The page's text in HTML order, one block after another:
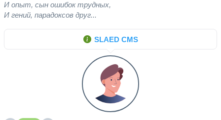
И опыт, сын ошибок трудных,
И гений, парадоксов друг...
SLAED CMS